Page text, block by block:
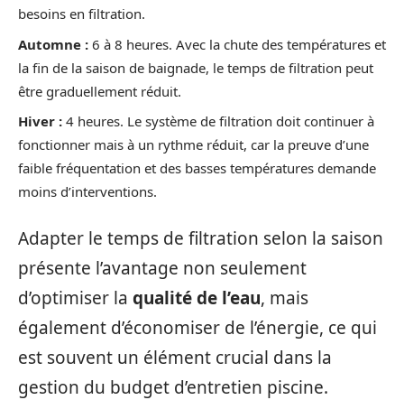
besoins en filtration.
Automne : 6 à 8 heures. Avec la chute des températures et
la fin de la saison de baignade, le temps de filtration peut
être graduellement réduit.
Hiver : 4 heures. Le système de filtration doit continuer à
fonctionner mais à un rythme réduit, car la preuve d’une
faible fréquentation et des basses températures demande
moins d’interventions.
Adapter le temps de filtration selon la saison
présente l’avantage non seulement
d’optimiser la qualité de l’eau, mais
également d’économiser de l’énergie, ce qui
est souvent un élément crucial dans la
gestion du budget d’entretien piscine.